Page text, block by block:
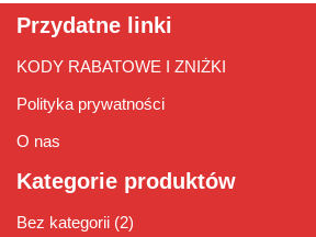
Przydatne linki
KODY RABATOWE I ZNIŻKI
Polityka prywatności
O nas
Kategorie produktów
Bez kategorii (2)